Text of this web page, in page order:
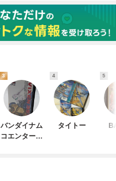
3
バンダイナム
コエンターテ
4
タイトー
5